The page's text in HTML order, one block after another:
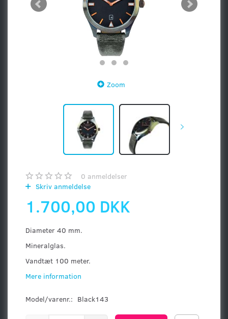
Zoom
0 anmeldelser
Skriv anmeldelse
1.700,00 DKK
Diameter 40 mm.
Mineralglas.
Vandtæt 100 meter.
Mere information
Model/varenr.: Black143